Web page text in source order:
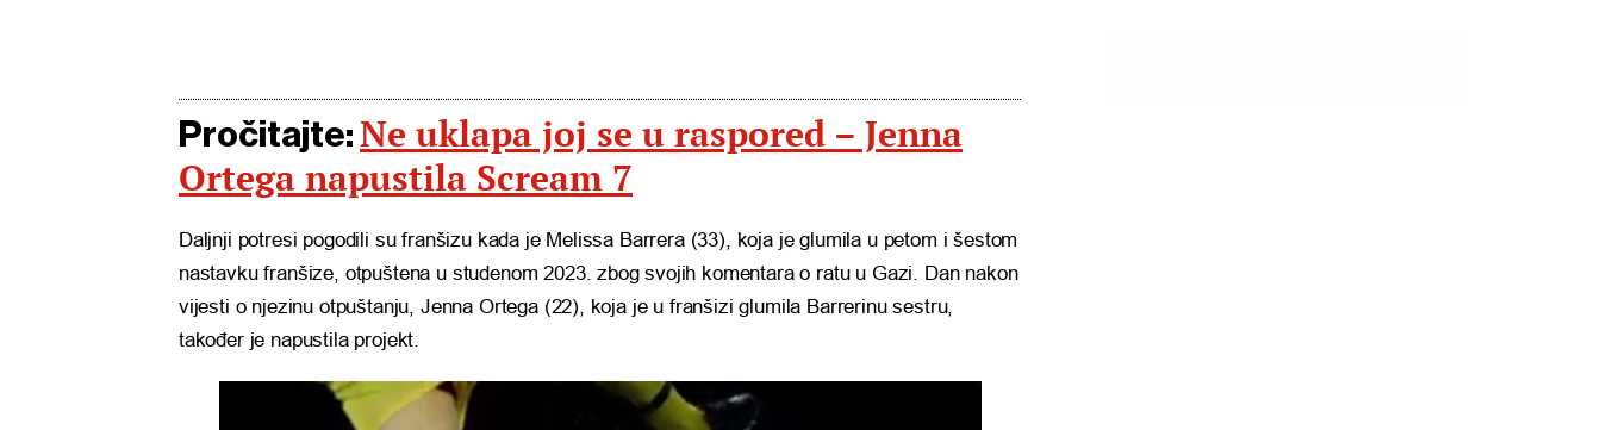
Pročitajte: Ne uklapa joj se u raspored – Jenna
Ortega napustila Scream 7
Daljnji potresi pogodili su franšizu kada je Melissa Barrera (33), koja je glumila u petom i šestom
nastavku franšize, otpuštena u studenom 2023. zbog svojih komentara o ratu u Gazi. Dan nakon
vijesti o njezinu otpuštanju, Jenna Ortega (22), koja je u franšizi glumila Barrerinu sestru,
također je napustila projekt.